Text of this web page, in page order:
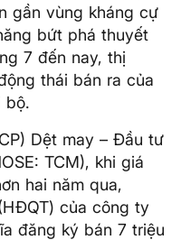
gần vùng kháng cự
bứt phá thuyết
7 đến nay, thị
thái bán ra của
bộ.
Dệt may – Đầu tư
TCM), khi giá
hai năm qua,
của công ty
đăng ký bán 7 triệu